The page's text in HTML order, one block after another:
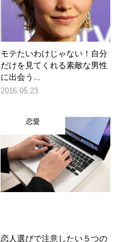
モテたいわけじゃない！自分
だけを見てくれる素敵な男性
に出会う...
2016.05.23
恋愛
恋人選びで注意したい５つの